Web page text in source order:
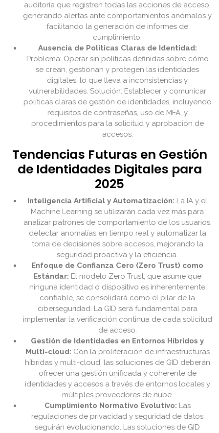
auditoría que registren todas las acciones de acceso,
generando alertas ante comportamientos anómalos y
facilitando la generación de informes de
cumplimiento.
Ausencia de Políticas Claras de Identidad:
Problema: Operar sin políticas definidas sobre cómo
se crean, gestionan y protegen las identidades
digitales, lo que lleva a inconsistencias y
vulnerabilidades. Solución: Establecer y comunicar
políticas claras de gestión de identidades, incluyendo
requisitos de contraseñas, uso de MFA, y
procedimientos para la solicitud y aprobación de
accesos.
Tendencias Futuras en Gestión
de Identidades Digitales para
2025
Inteligencia Artificial y Automatización: La IA y el
Machine Learning se utilizarán cada vez más para
analizar patrones de comportamiento de los usuarios,
detectar anomalías en tiempo real y automatizar la
toma de decisiones sobre accesos, mejorando la
seguridad proactiva y la eficiencia.
Enfoque de Confianza Cero (Zero Trust) como
Estándar: El modelo Zero Trust, que asume que
ninguna identidad o dispositivo es inherentemente
confiable, se consolidará como el pilar de la
ciberseguridad. La GID será fundamental para
implementar la verificación continua de cada solicitud
de acceso.
Gestión de Identidades en Entornos Híbridos y
Multi-cloud: Con la proliferación de infraestructuras
híbridas y multi-cloud, las soluciones de GID deberán
ofrecer una gestión unificada y coherente de
identidades y accesos a través de entornos locales y
múltiples proveedores de nube.
Cumplimiento Normativo Evolutivo: Las
regulaciones de privacidad y seguridad de datos
seguirán evolucionando. Las soluciones de GID